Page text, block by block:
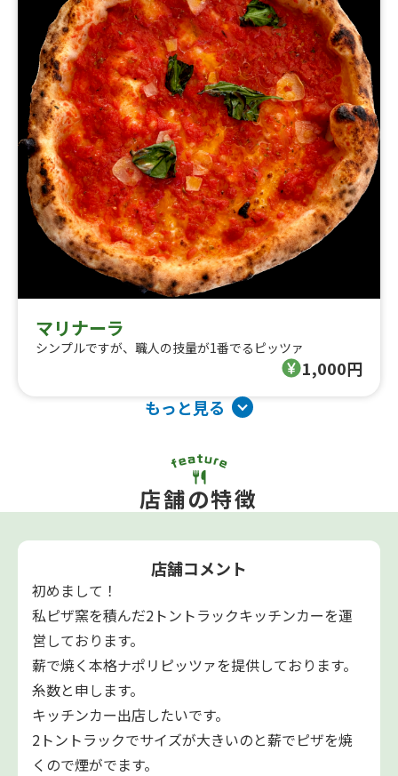
マリナーラ
シンプルですが、職人の技量が1番でるピッツァ
1,000円
もっと見る
店舗の特徴
店舗コメント
初めまして！
私ピザ窯を積んだ2トントラックキッチンカーを運
営しております。
薪で焼く本格ナポリピッツァを提供しております。
糸数と申します。
キッチンカー出店したいです。
2トントラックでサイズが大きいのと薪でピザを焼
くので煙がでます。